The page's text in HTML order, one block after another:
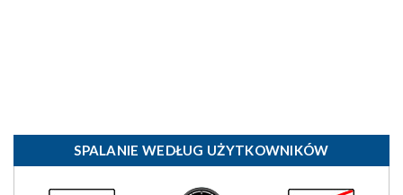
SPALANIE WEDŁUG UŻYTKOWNIKÓW